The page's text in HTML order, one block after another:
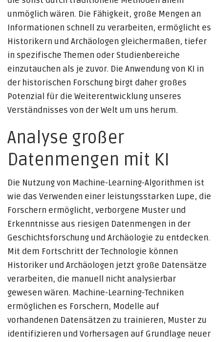
unmöglich wären. Die Fähigkeit, große Mengen an
Informationen schnell zu verarbeiten, ermöglicht es
Historikern und Archäologen gleichermaßen, tiefer
in spezifische Themen oder Studienbereiche
einzutauchen als je zuvor. Die Anwendung von KI in
der historischen Forschung birgt daher großes
Potenzial für die Weiterentwicklung unseres
Verständnisses von der Welt um uns herum.
Analyse großer
Datenmengen mit KI
Die Nutzung von Machine-Learning-Algorithmen ist
wie das Verwenden einer leistungsstarken Lupe, die
Forschern ermöglicht, verborgene Muster und
Erkenntnisse aus riesigen Datenmengen in der
Geschichtsforschung und Archäologie zu entdecken.
Mit dem Fortschritt der Technologie können
Historiker und Archäologen jetzt große Datensätze
verarbeiten, die manuell nicht analysierbar
gewesen wären. Machine-Learning-Techniken
ermöglichen es Forschern, Modelle auf
vorhandenen Datensätzen zu trainieren, Muster zu
identifizieren und Vorhersagen auf Grundlage neuer